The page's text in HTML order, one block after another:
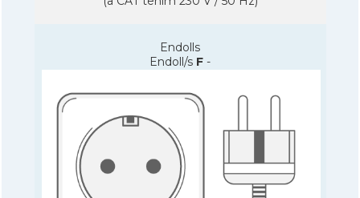
Endolls
Endoll/s F -